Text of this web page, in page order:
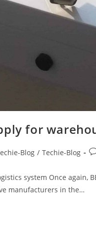
for
Blog / Techie-Blog
system Once again,
manufacturers in the…